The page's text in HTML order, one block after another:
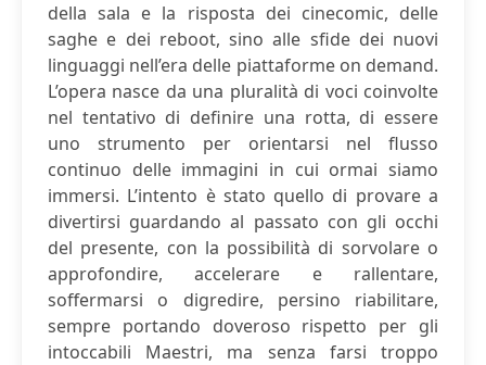
della sala e la risposta dei cinecomic, delle
saghe e dei reboot, sino alle sfide dei nuovi
linguaggi nell’era delle piattaforme on demand.
L’opera nasce da una pluralità di voci coinvolte
nel tentativo di definire una rotta, di essere
uno strumento per orientarsi nel flusso
continuo delle immagini in cui ormai siamo
immersi. L’intento è stato quello di provare a
divertirsi guardando al passato con gli occhi
del presente, con la possibilità di sorvolare o
approfondire, accelerare e rallentare,
soffermarsi o digredire, persino riabilitare,
sempre portando doveroso rispetto per gli
intoccabili Maestri, ma senza farsi troppo